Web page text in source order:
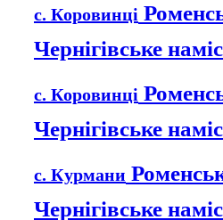
с. Коровинці
Чернігівське
с. Коровинці
Чернігівське
с. Курмани
Чернігівське